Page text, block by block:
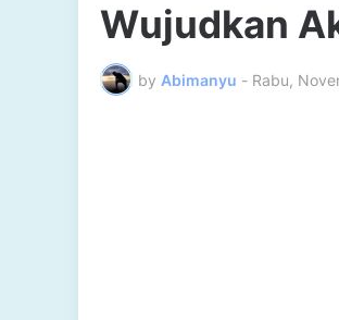
Wujudkan
by Abimanyu - Rabu,